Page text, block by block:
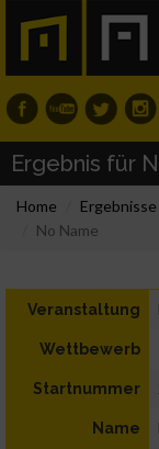
Ergebnis für
Home Ergebnisse
No Name
Veranstaltung
Wettbewerb
Startnummer
Name